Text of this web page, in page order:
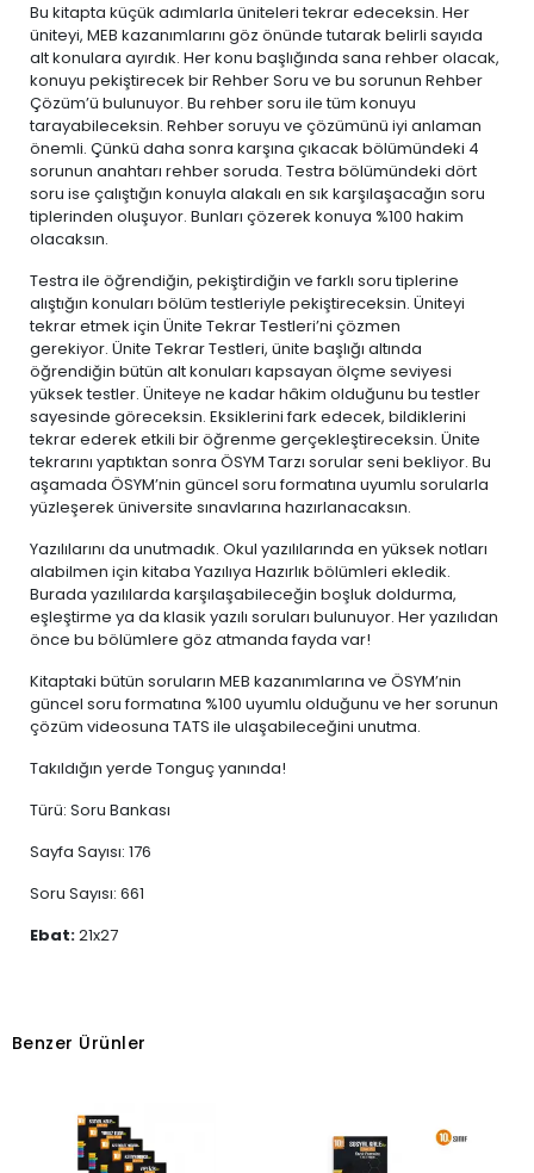
Bu kitapta küçük adımlarla üniteleri tekrar edeceksin. Her
üniteyi, MEB kazanımlarını göz önünde tutarak belirli sayıda
alt konulara ayırdık. Her konu başlığında sana rehber olacak,
konuyu pekiştirecek bir Rehber Soru ve bu sorunun Rehber
Çözüm’ü bulunuyor. Bu rehber soru ile tüm konuyu
tarayabileceksin. Rehber soruyu ve çözümünü iyi anlaman
önemli. Çünkü daha sonra karşına çıkacak bölümündeki 4
sorunun anahtarı rehber soruda. Testra bölümündeki dört
soru ise çalıştığın konuyla alakalı en sık karşılaşacağın soru
tiplerinden oluşuyor. Bunları çözerek konuya %100 hakim
olacaksın.
Testra ile öğrendiğin, pekiştirdiğin ve farklı soru tiplerine
alıştığın konuları bölüm testleriyle pekiştireceksin. Üniteyi
tekrar etmek için Ünite Tekrar Testleri’ni çözmen
gerekiyor. Ünite Tekrar Testleri, ünite başlığı altında
öğrendiğin bütün alt konuları kapsayan ölçme seviyesi
yüksek testler. Üniteye ne kadar hâkim olduğunu bu testler
sayesinde göreceksin. Eksiklerini fark edecek, bildiklerini
tekrar ederek etkili bir öğrenme gerçekleştireceksin. Ünite
tekrarını yaptıktan sonra ÖSYM Tarzı sorular seni bekliyor. Bu
aşamada ÖSYM’nin güncel soru formatına uyumlu sorularla
yüzleşerek üniversite sınavlarına hazırlanacaksın.
Yazılılarını da unutmadık. Okul yazılılarında en yüksek notları
alabilmen için kitaba Yazılıya Hazırlık bölümleri ekledik.
Burada yazılılarda karşılaşabileceğin boşluk doldurma,
eşleştirme ya da klasik yazılı soruları bulunuyor. Her yazılıdan
önce bu bölümlere göz atmanda fayda var!
Kitaptaki bütün soruların MEB kazanımlarına ve ÖSYM’nin
güncel soru formatına %100 uyumlu olduğunu ve her sorunun
çözüm videosuna TATS ile ulaşabileceğini unutma.
Takıldığın yerde Tonguç yanında!
Türü: Soru Bankası
Sayfa Sayısı: 176
Soru Sayısı: 661
Ebat:21x27
Benzer Ürünler